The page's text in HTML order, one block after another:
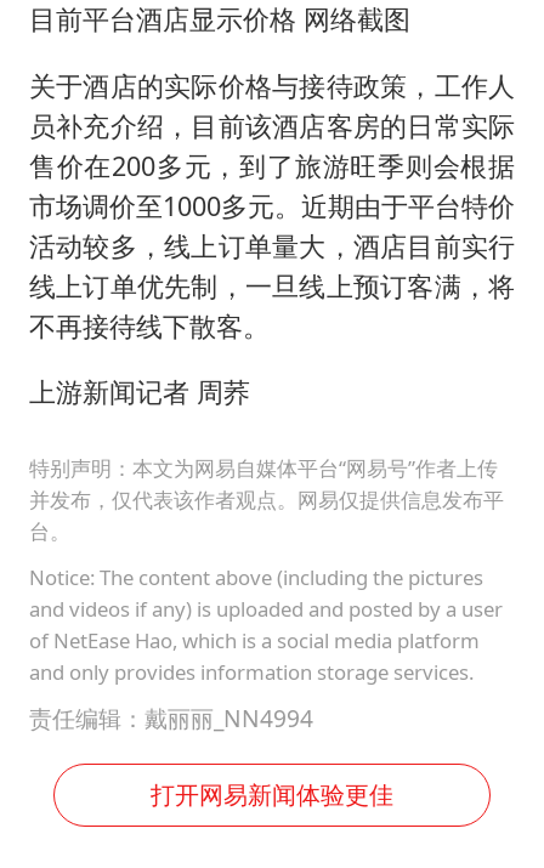
目前平台酒店显示价格 网络截图
关于酒店的实际价格与接待政策，工作人
员补充介绍，目前该酒店客房的日常实际
售价在200多元，到了旅游旺季则会根据
市场调价至1000多元。近期由于平台特价
活动较多，线上订单量大，酒店目前实行
线上订单优先制，一旦线上预订客满，将
不再接待线下散客。
上游新闻记者 周荞
特别声明：本文为网易自媒体平台“网易号”作者上传
并发布，仅代表该作者观点。网易仅提供信息发布平
台。
Notice: The content above (including the pictures
and videos if any) is uploaded and posted by a user
of NetEase Hao, which is a social media platform
and only provides information storage services.
责任编辑：戴丽丽_NN4994
打开网易新闻体验更佳